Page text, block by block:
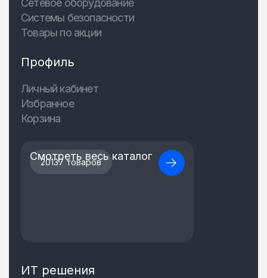
Сетевое оборудование
Системы безопасности
Товары по акции
Профиль
Личный кабинет
Избранное
Корзина
20137 товаров
Смотреть весь каталог
ИТ решения